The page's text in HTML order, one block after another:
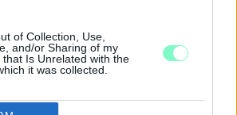
of Collection, Use,
and/or Sharing of my
that Is Unrelated with the
it was collected.
VAS MEGYEI KÖZGYŰLÉS,
LETT AZ EGYIK ALELNÖK
az elnök, Kondora Bálint és Marton